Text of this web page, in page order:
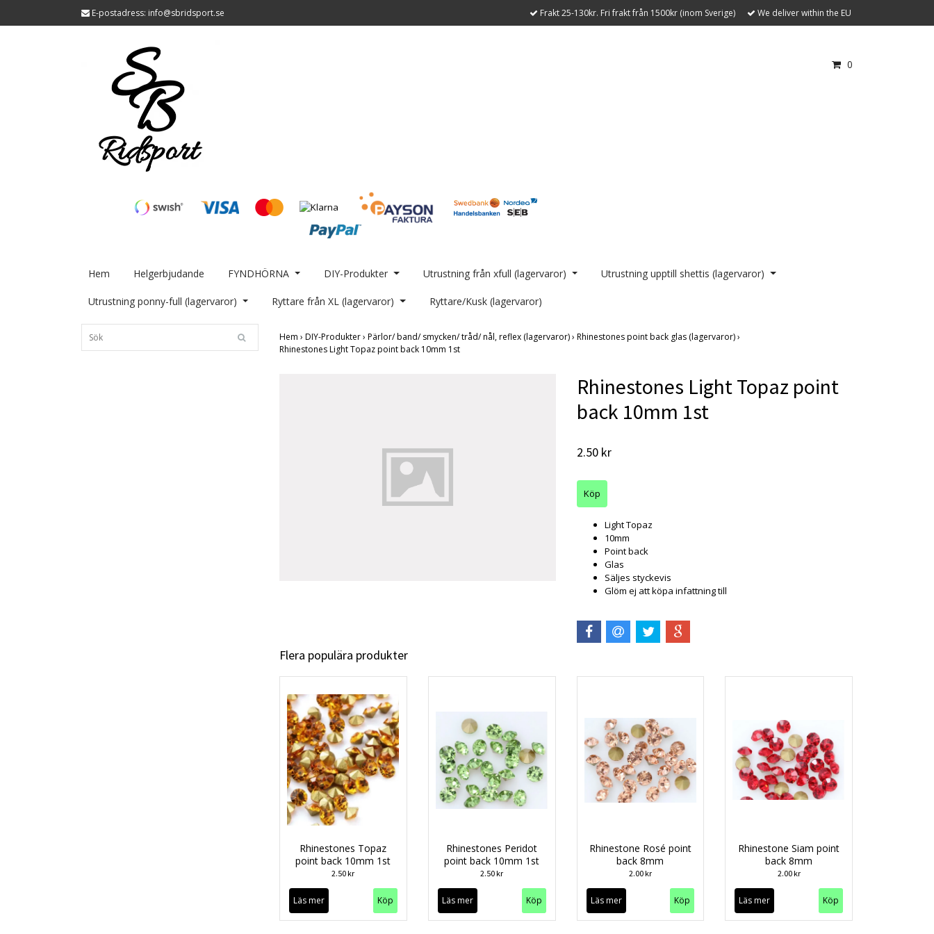
E-postadress: info@sbridsport.se Frakt 25-130kr. Fri frakt från 1500kr (inom Sverige) We deliver within the EU
0
Hem Helgerbjudande FYNDHÖRNA DIY-Produkter Utrustning från xfull (lagervaror) Utrustning upptill shettis (lagervaror)
Utrustning ponny-full (lagervaror) Ryttare från XL (lagervaror) Ryttare/Kusk (lagervaror)
Hem › DIY-Produkter› Pärlor/ band/ smycken/ tråd/ nål, reflex (lagervaror)› Rhinestones point back glas (lagervaror)›
Rhinestones Light Topaz point back 10mm 1st
Rhinestones Light Topaz point
back 10mm 1st
2.50 kr
Light Topaz
10mm
Point back
Glas
Säljes styckevis
Glöm ej att köpa infattning till
Flera populära produkter
Rhinestones Topaz
point back 10mm 1st
2.50 kr
Läs mer
Rhinestones Peridot
point back 10mm 1st
2.50 kr
Läs mer
Rhinestone Rosé point
back 8mm
2.00 kr
Läs mer Köp
Rhinestone Siam point
back 8mm
2.00 kr
Läs mer Köp